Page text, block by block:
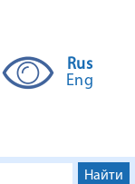
Rus
Eng